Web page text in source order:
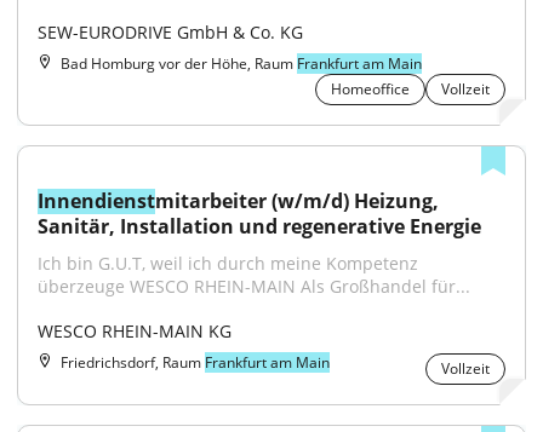
SEW-EURODRIVE GmbH & Co. KG
Bad Homburg vor der Höhe, Raum Frankfurt am Main
Homeoffice
Vollzeit
Innendienstmitarbeiter (w/m/d) Heizung,
Sanitär, Installation und regenerative Energie
Ich bin G.U.T, weil ich durch meine Kompetenz
überzeuge WESCO RHEIN-MAIN Als Großhandel für...
WESCO RHEIN-MAIN KG
Friedrichsdorf, Raum Frankfurt am Main Vollzeit